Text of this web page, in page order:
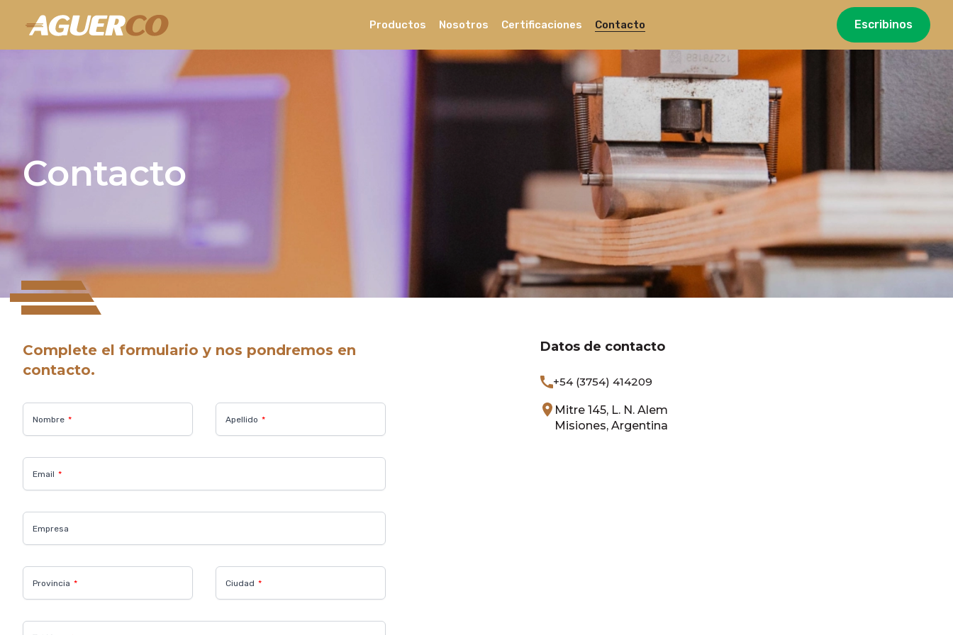
Productos Nosotros Certificaciones Contacto Escribinos
Contacto
Complete el formulario y nos pondremos en
contacto.
Nombre Apellido
Email
Empresa
Provincia Ciudad
Datos de contacto
+54 (3754) 414209
Mitre 145, L. N. Alem
Misiones, Argentina